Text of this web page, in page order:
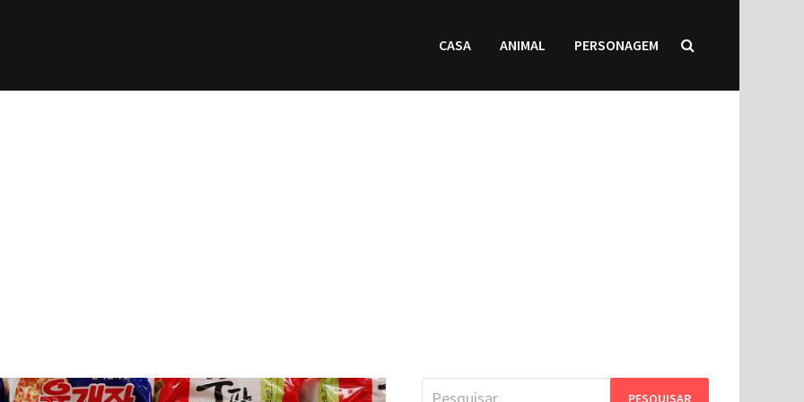
CASA ANIMAL PERSONAGEM
Pesquisar